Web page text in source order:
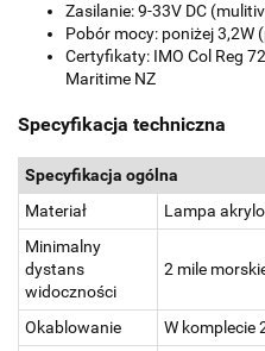
Zasilanie: 9-33V DC
Pobór mocy: poniżej 3,2W
Certyfikaty: IMO Col Reg
Maritime NZ
Specyfikacja techniczna
Specyfikacja ogólna
Materiał
Lampa
Minimalny
dystans
widoczności
2 mile
Okablowanie
W komplecie